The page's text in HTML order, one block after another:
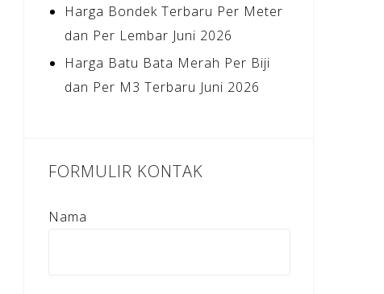
Harga Bondek Terbaru Per Meter
dan Per Lembar Juni 2026
Harga Batu Bata Merah Per Biji
dan Per M3 Terbaru Juni 2026
FORMULIR KONTAK
Nama